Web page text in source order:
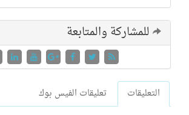
للمشاركة والمتابعة
التعليقات تعليقات الفيس بوك